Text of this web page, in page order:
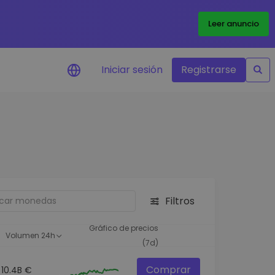
Leer anuncio
oportunidades de
inteligente para un
Iniciar sesión Registrarse
Filtros
Volumen 24h
Gráfico de precios
(7d)
10.4B € Comprar